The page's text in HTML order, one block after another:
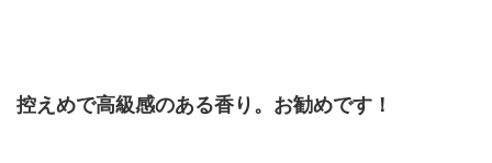
控えめで高級感のある香り。お勧めです！